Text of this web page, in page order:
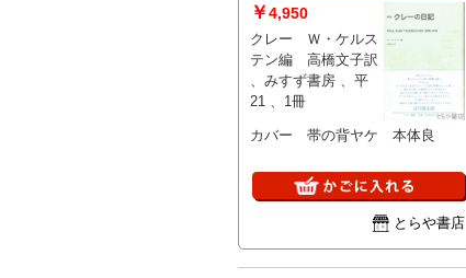
￥4,950
クレー Ｗ・ケルス
テン編 高橋文子訳
、みすず書房 、平
21 、1冊
カバー 帯の背ヤケ 本体良
とらや書店